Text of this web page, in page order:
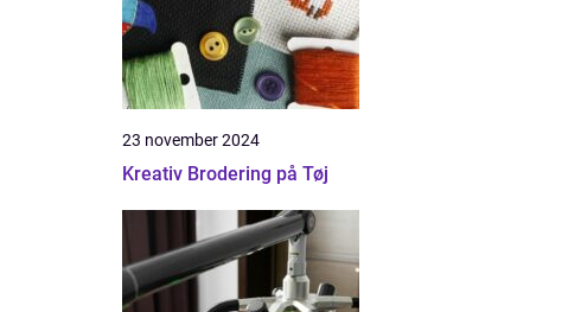
23 november 2024
Kreativ Brodering på Tøj